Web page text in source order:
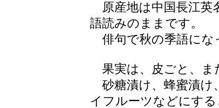
原産地は中国長江英
語読みのままです。
俳句で秋の季語にな
果実は、皮ごと、ま
砂糖漬け、蜂蜜漬け
イフルーツなどにす